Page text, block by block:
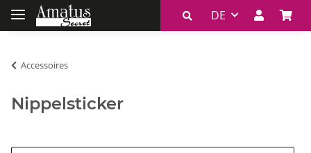
DE
Accessoires
Nippelsticker